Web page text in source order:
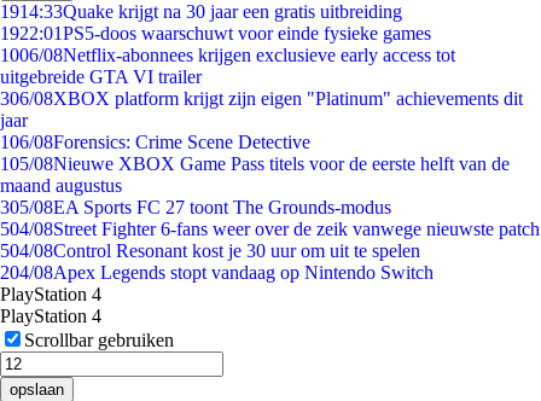
1914:33Quake krijgt na 30 jaar een gratis uitbreiding
1922:01PS5-doos waarschuwt voor einde fysieke games
1006/08Netflix-abonnees krijgen exclusieve early access tot
uitgebreide GTA VI trailer
306/08XBOX platform krijgt zijn eigen "Platinum" achievements dit
jaar
106/08Forensics: Crime Scene Detective
105/08Nieuwe XBOX Game Pass titels voor de eerste helft van de
maand augustus
305/08EA Sports FC 27 toont The Grounds-modus
504/08Street Fighter 6-fans weer over de zeik vanwege nieuwste patch
504/08Control Resonant kost je 30 uur om uit te spelen
204/08Apex Legends stopt vandaag op Nintendo Switch
PlayStation 4
PlayStation 4
Scrollbar gebruiken
opslaan